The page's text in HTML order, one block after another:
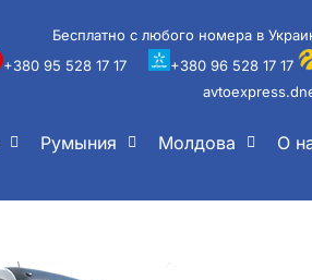
Бесплатно с любого номера в
+380 95 528 17 17 +380 96 528 17 17
Румыния Молдова О